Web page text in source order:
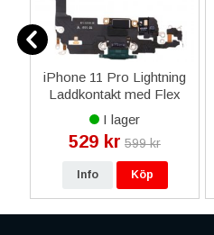
iPhone 11 Pro Lightning
Laddkontakt med Flex
Reservdel - Mörk Grön
I lager
529 kr 599 kr
Info Köp